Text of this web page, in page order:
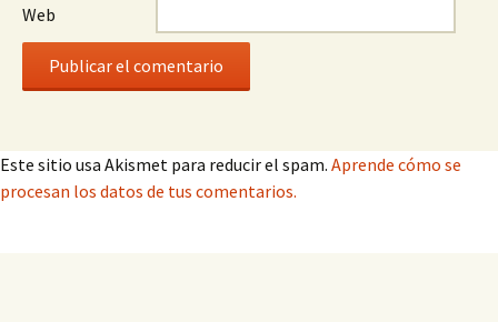
Web
Este sitio usa Akismet para reducir el spam. Aprende cómo se
procesan los datos de tus comentarios.